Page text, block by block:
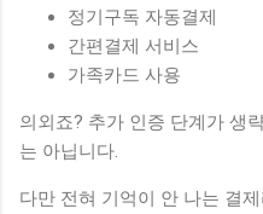
정기구독 자동결제
간편결제 서비스
가족카드 사용
의외죠? 추가 인증 단계가 생
는 아닙니다.
다만 전혀 기억이 안 나는 결